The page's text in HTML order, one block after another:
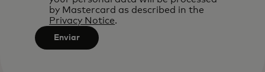
by Mastercard as described in the
Privacy Notice.
Enviar